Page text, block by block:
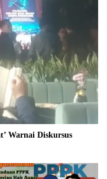
Warnai Diskursus